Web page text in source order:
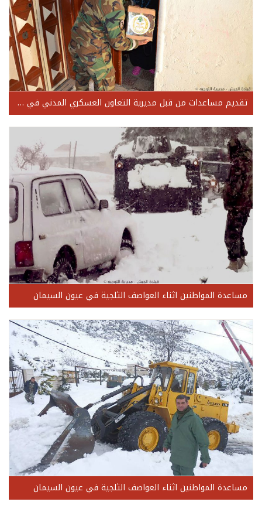
تقديم مساعدات من قبل مديرية التعاون العسكري المدني في طرابلس
مساعدة المواطنين اثناء العواصف الثلجية في عيون السيمان
مساعدة المواطنين اثناء العواصف الثلجية في عيون السيمان